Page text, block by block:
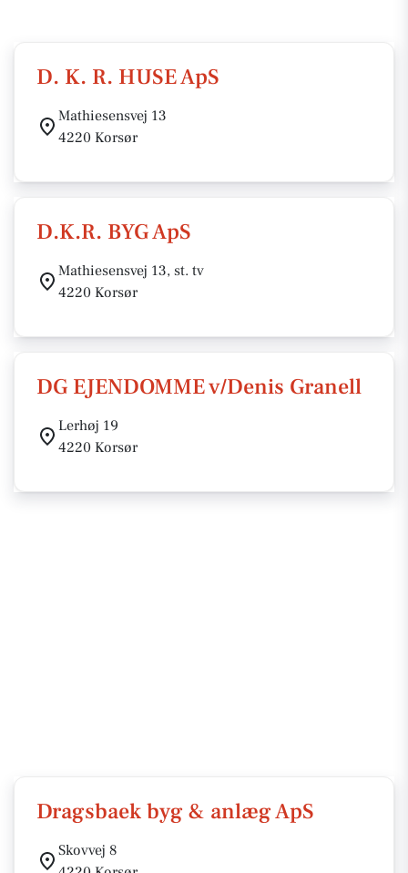
D. K. R. HUSE ApS
Mathiesensvej 13
4220 Korsør
D.K.R. BYG ApS
Mathiesensvej 13, st. tv
4220 Korsør
DG EJENDOMME v/Denis Granell
Lerhøj 19
4220 Korsør
Dragsbaek byg & anlæg ApS
Skovvej 8